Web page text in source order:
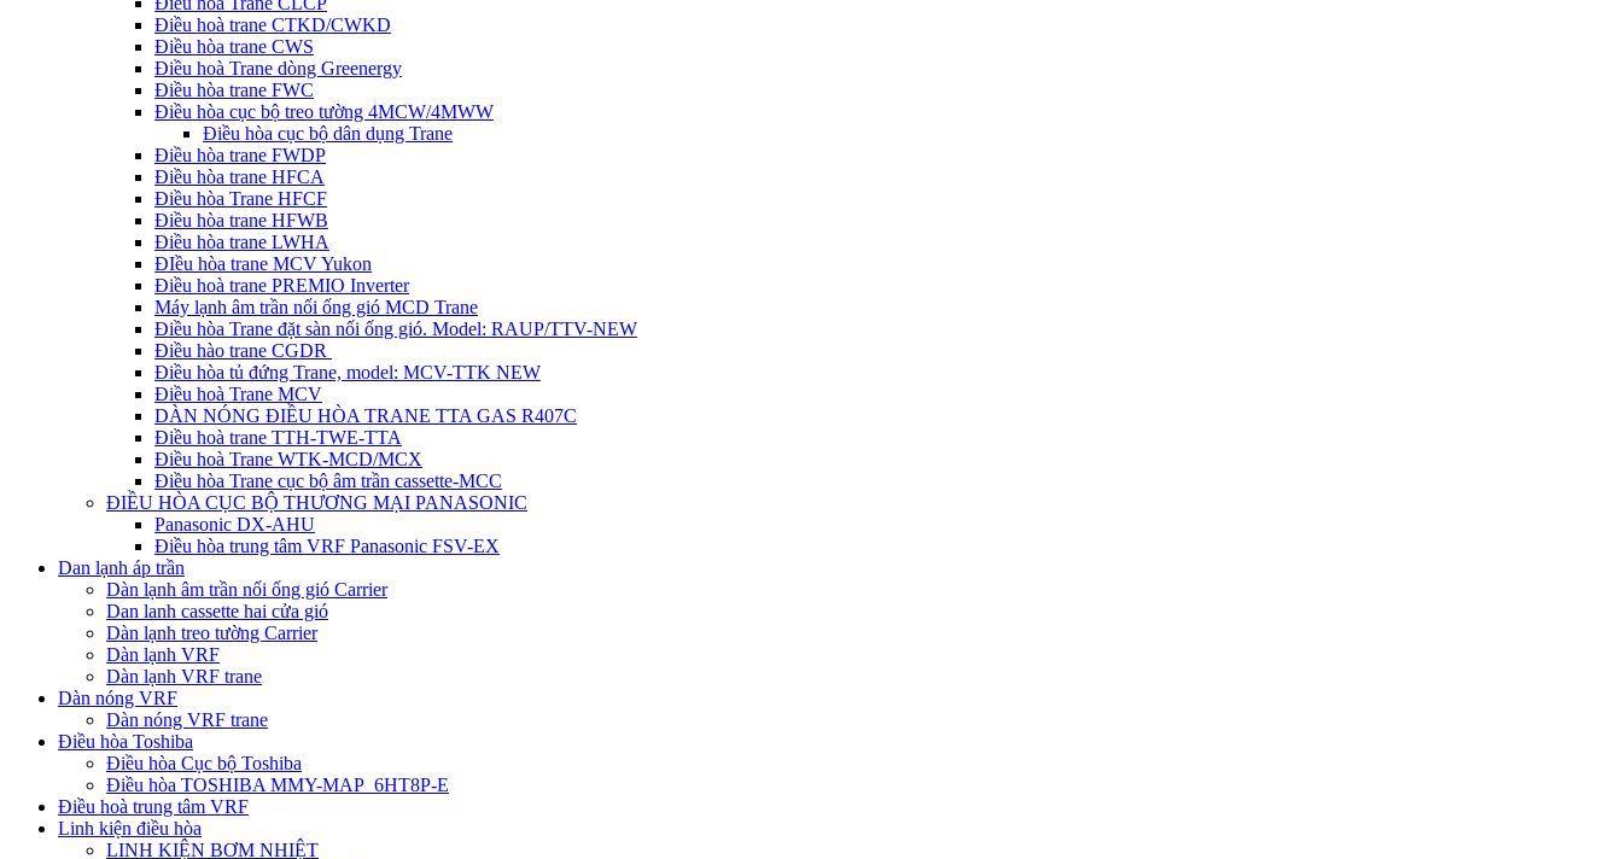
Điều hoà trane CTKD/CWKD
Điều hòa trane CWS
Điều hoà Trane dòng Greenergy
Điều hòa trane FWC
Điều hòa cục bộ treo tường 4MCW/4MWW
Điều hòa cục bộ dân dụng Trane
Điều hòa trane FWDP
Điều hòa trane HFCA
Điều hòa Trane HFCF
Điều hòa trane HFWB
Điều hòa trane LWHA
ĐIều hòa trane MCV Yukon
Điều hoà trane PREMIO Inverter
Máy lạnh âm trần nối ống gió MCD Trane
Điều hòa Trane đặt sàn nối ống gió. Model: RAUP/TTV-NEW
Điều hào trane CGDR
Điều hòa tủ đứng Trane, model: MCV-TTK NEW
Điều hoà Trane MCV
DÀN NÓNG ĐIỀU HÒA TRANE TTA GAS R407C
Điều hoà trane TTH-TWE-TTA
Điều hoà Trane WTK-MCD/MCX
Điều hòa Trane cục bộ âm trần cassette-MCC
ĐIỀU HÒA CỤC BỘ THƯƠNG MẠI PANASONIC
Panasonic DX-AHU
Điều hòa trung tâm VRF Panasonic FSV-EX
Dan lạnh áp trần
Dàn lạnh âm trần nối ống gió Carrier
Dan lanh cassette hai cửa gió
Dàn lạnh treo tường Carrier
Dàn lạnh VRF
Dàn lạnh VRF trane
Dàn nóng VRF
Dàn nóng VRF trane
Điều hòa Toshiba
Điều hòa Cục bộ Toshiba
Điều hòa TOSHIBA MMY-MAP_6HT8P-E
Điều hoà trung tâm VRF
Linh kiện điều hòa
LINH KIỆN BƠM NHIỆT